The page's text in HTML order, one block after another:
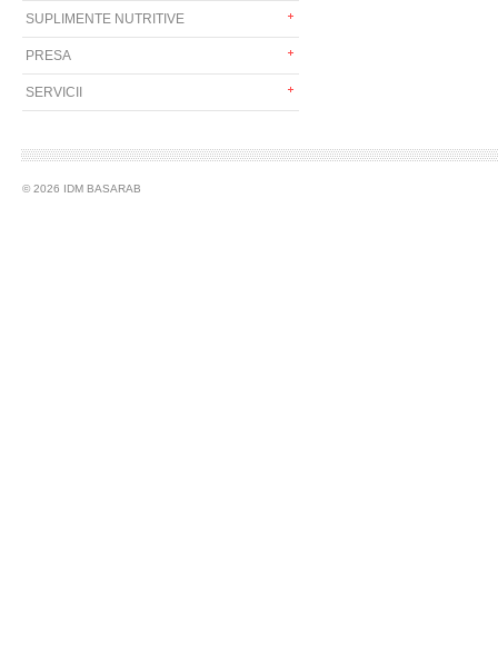
SUPLIMENTE NUTRITIVE
PRESA
SERVICII
© 2026 IDM BASARAB